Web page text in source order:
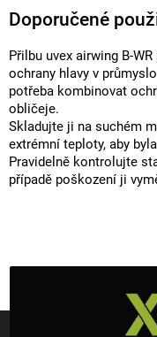
Doporučené
Přilbu uvex airwing B-
ochrany hlavy v
potřeba kombinovat
obličeje.
Skladujte ji na suchém
extrémní teploty, aby
Pravidelně kontrolujte
případě poškození ji